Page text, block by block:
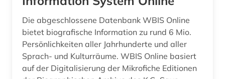
emmanuel lévinas (1)
england (1)
englisch (5)
Schweden (1)
Schweiz (15)
Serbien (1)
Slowakei (1)
Die abgeschlossene Datenbank WBIS Online
bietet biografische Information zu rund 6 Mio.
Persönlichkeiten aller Jahrhunderte und aller
Sprach- und Kulturräume. WBIS Online basiert
auf der Digitalisierung der Mikrofiche Editionen